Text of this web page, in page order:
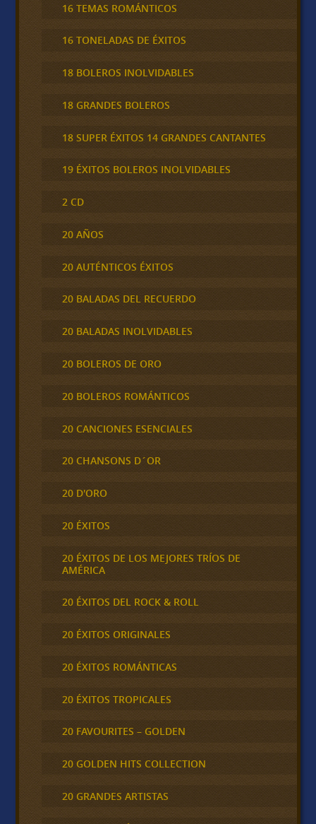
16 TEMAS ROMÁNTICOS
16 TONELADAS DE ÉXITOS
18 BOLEROS INOLVIDABLES
18 GRANDES BOLEROS
18 SUPER ÉXITOS 14 GRANDES CANTANTES
19 ÉXITOS BOLEROS INOLVIDABLES
2 CD
20 AÑOS
20 AUTÉNTICOS ÉXITOS
20 BALADAS DEL RECUERDO
20 BALADAS INOLVIDABLES
20 BOLEROS DE ORO
20 BOLEROS ROMÁNTICOS
20 CANCIONES ESENCIALES
20 CHANSONS D´OR
20 D'ORO
20 ÉXITOS
20 ÉXITOS DE LOS MEJORES TRÍOS DE
AMÉRICA
20 ÉXITOS DEL ROCK & ROLL
20 ÉXITOS ORIGINALES
20 ÉXITOS ROMÁNTICAS
20 ÉXITOS TROPICALES
20 FAVOURITES – GOLDEN
20 GOLDEN HITS COLLECTION
20 GRANDES ARTISTAS